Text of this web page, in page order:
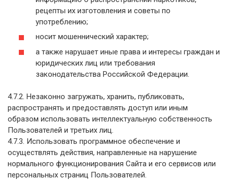
рецепты их изготовления и советы по
употреблению;
носит мошеннический характер;
а также нарушает иные права и интересы граждан и
юридических лиц или требования
законодательства Российской Федерации.
4.7.2. Незаконно загружать, хранить, публиковать,
распространять и предоставлять доступ или иным
образом использовать интеллектуальную собственность
Пользователей и третьих лиц.
4.7.3. Использовать программное обеспечение и
осуществлять действия, направленные на нарушение
нормального функционирования Сайта и его сервисов или
персональных страниц Пользователей.